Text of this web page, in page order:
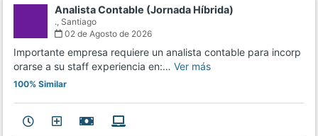
Analista Contable (Jornada Híbrida)
., Santiago
02 de Agosto de 2026
Importante empresa requiere un analista contable para incorp
orarse a su staff experiencia en:… Ver más
100% Similar